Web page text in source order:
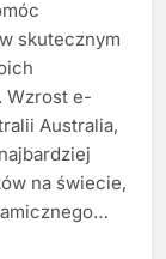
skutecznym
Wzrost e-
Australia,
na świecie,